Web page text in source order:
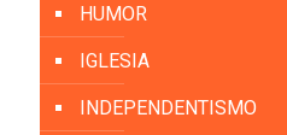
HUMOR
IGLESIA
INDEPENDENTISMO